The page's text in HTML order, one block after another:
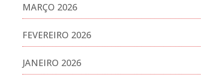
MARÇO 2026
FEVEREIRO 2026
JANEIRO 2026